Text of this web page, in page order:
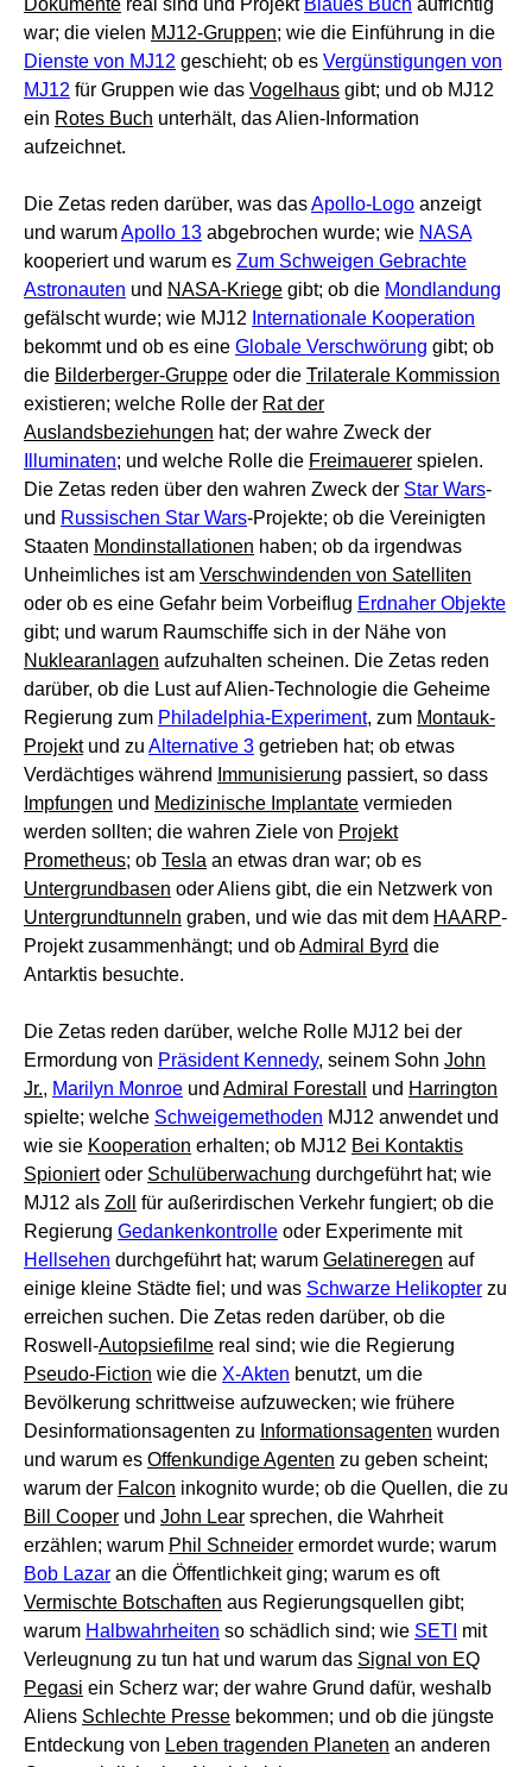
Dokumente real sind und Projekt Blaues Buch aufrichtig
war; die vielen MJ12-Gruppen; wie die Einführung in die
Dienste von MJ12 geschieht; ob es Vergünstigungen von
MJ12 für Gruppen wie das Vogelhaus gibt; und ob MJ12
ein Rotes Buch unterhält, das Alien-Information
aufzeichnet.
Die Zetas reden darüber, was dasApollo-Logo anzeigt
und warumApollo 13 abgebrochen wurde; wie NASA
kooperiert und warum es Zum Schweigen Gebrachte
Astronauten und NASA-Kriege gibt; ob die Mondlandung
gefälscht wurde; wie MJ12 Internationale Kooperation
bekommt und ob es eine Globale Verschwörung gibt; ob
die Bilderberger-Gruppe oder die Trilaterale Kommission
existieren; welche Rolle der Rat der
Auslandsbeziehungen hat; der wahre Zweck der
Illuminaten; und welche Rolle die Freimauerer spielen.
Die Zetas reden über den wahren Zweck der Star Wars-
und Russischen Star Wars-Projekte; ob die Vereinigten
Staaten Mondinstallationen haben; ob da irgendwas
Unheimliches ist am Verschwindenden von Satelliten
oder ob es eine Gefahr beim Vorbeiflug Erdnaher Objekte
gibt; und warum Raumschiffe sich in der Nähe von
Nuklearanlagen aufzuhalten scheinen. Die Zetas reden
darüber, ob die Lust auf Alien-Technologie die Geheime
Regierung zum Philadelphia-Experiment, zum Montauk-
Projektund zu Alternative 3 getrieben hat; ob etwas
Verdächtiges während
Immunisierung passiert, so dass
Impfungen und Medizinische Implantate vermieden
werden sollten; die wahren Ziele von Projekt
Prometheus; ob Tesla an etwas dran war; ob es
Untergrundbasen oder Aliens gibt, die ein Netzwerk von
Untergrundtunneln graben, und wie das mit dem HAARP-
Projekt zusammenhängt; und obAdmiral Byrd die
Antarktis besuchte.
Die Zetas reden darüber, welche Rolle MJ12 bei der
Ermordung von Präsident Kennedy, seinem Sohn John
Jr., Marilyn Monroe und Admiral Forestall und Harrington
spielte; welche Schweigemethoden MJ12 anwendet und
wie sie Kooperation erhalten; ob MJ12 Bei Kontaktis
Spioniertoder Schulüberwachung durchgeführt hat; wie
MJ12 als Zoll
für außerirdischen Verkehr fungiert; ob die
Regierung Gedankenkontrolle oder Experimente mit
Hellsehen durchgeführt hat; warum Gelatineregen auf
einige kleine Städte fiel; und was Schwarze Helikopter zu
erreichen suchen. Die Zetas reden darüber, ob die
Roswell-Autopsiefilme real sind; wie die Regierung
Pseudo-Fiction wie die X-Akten benutzt, um die
Bevölkerung schrittweise aufzuwecken; wie frühere
Desinformationsagenten zu Informationsagenten wurden
und warum es Offenkundige Agenten zu geben scheint;
warum der Falcon inkognito wurde; ob die Quellen, die zu
Bill Cooper und John Lear sprechen, die Wahrheit
erzählen; warum Phil Schneider ermordet wurde; warum
Bob Lazar an die Öffentlichkeit ging; warum es oft
Vermischte Botschaften aus Regierungsquellen gibt;
warum Halbwahrheiten so schädlich sind; wie SETI mit
Verleugnung zu tun hat und warum das Signal von EQ
Pegasi ein Scherz war; der wahre Grund dafür, weshalb
Aliens Schlechte Presse bekommen; und ob die jüngste
Entdeckung von Leben tragenden Planeten an anderen